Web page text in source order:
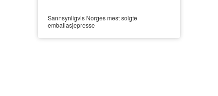
Sannsynligvis Norges mest solgte
emballasjepresse